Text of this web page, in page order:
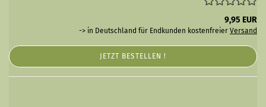
9,95 EUR
-> in Deutschland für Endkunden kostenfreier Versand
JETZT BESTELLEN !